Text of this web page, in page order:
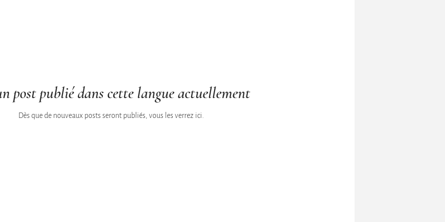
post publié dans cette langue actuellement
Dès que de nouveaux posts seront publiés, vous les verrez ici.